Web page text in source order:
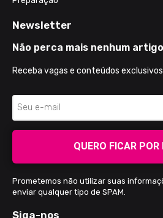
Newsletter
Não perca mais nenhum
Receba vagas e conteúdos
QUERO FICAR POR
Prometemos não utilizar suas
enviar qualquer tipo de SPAM.
Siga-nos